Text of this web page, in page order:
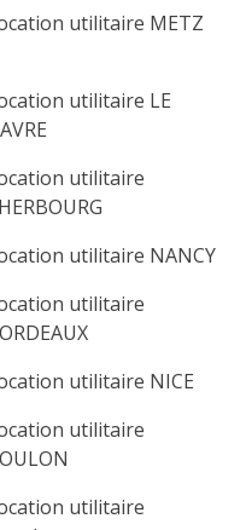
utilitaire METZ
utilitaire LE
utilitaire
utilitaire NANCY
utilitaire
utilitaire NICE
utilitaire
utilitaire